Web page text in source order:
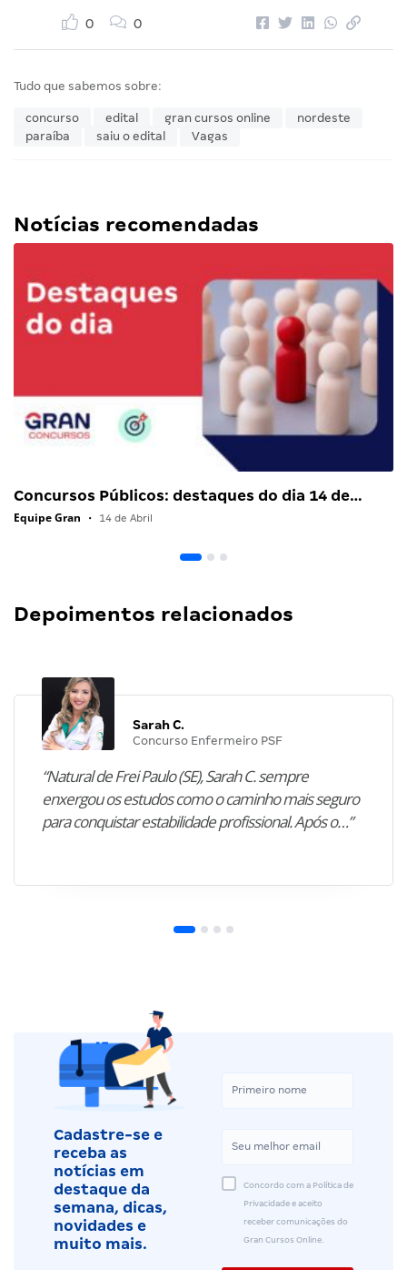
0 0
Tudo que sabemos sobre:
concurso edital gran cursos online
nordeste
paraíba
saiu o edital Vagas
Notícias recomendadas
Concursos Públicos: destaques do dia 14 de…
Equipe Gran • 14 de Abril
Depoimentos relacionados
Sarah C.
Concurso Enfermeiro PSF
“Natural de Frei Paulo (SE), Sarah C. sempre
enxergou os estudos como o caminho mais seguro
para conquistar estabilidade profissional. Após o…”
Cadastre-se e
receba as
notícias em
destaque da
semana, dicas,
novidades e
muito mais.
Concordo com a Política de
Privacidade e aceito
receber comunicações do
Gran Cursos Online.